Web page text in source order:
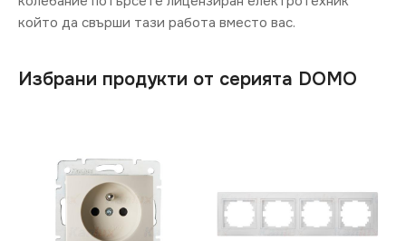
който да свърши тази работа вместо вас.
Избрани продукти от серията DOMO